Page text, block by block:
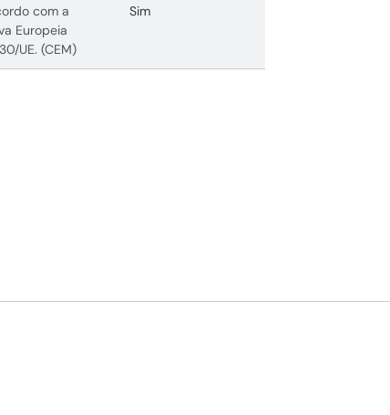
com a
Europeia
UE. (CEM)
Sim